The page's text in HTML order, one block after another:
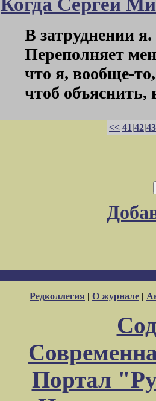
В затруднении
Переполняет
что я, вообще-
чтоб объяснить,
<< 41|42|43
Редколлегия | О журнале |
Портал